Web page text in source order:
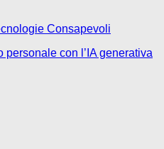
Consapevoli
con l’IA generativa